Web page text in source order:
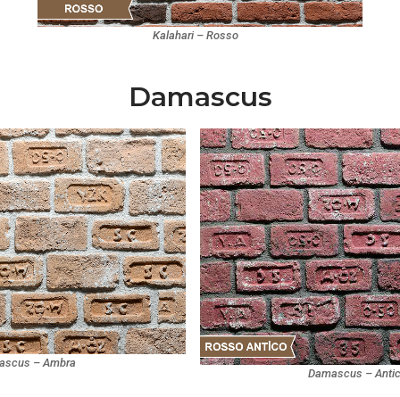
Kalahari – Rosso
Damascus
– Ambra
Damascus –